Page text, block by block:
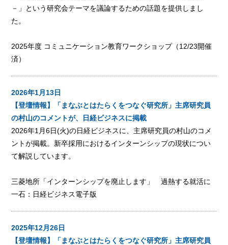
－」という研究会テーマを議論するための話題を提供しまし
た。
2025年度 コミュニケーション教育ワークショップ（12/23開催
済）
2026年1月13日
【登壇情報】「まなぶとはたらくをつなぐ研究所」主席研究員
の村山のコメントが、日経ビジネスに掲載
2026年1月6日(火)の日経ビジネスに、主席研究員の村山のコメ
ントが掲載。新卒採用におけるインターンシップの現状につい
て解説しています。
三菱地所「インターンシップを廃止します」 過熱する就活に
一石：日経ビジネス電子版
2025年12月26日
【登壇情報】「まなぶとはたらくをつなぐ研究所」主席研究員